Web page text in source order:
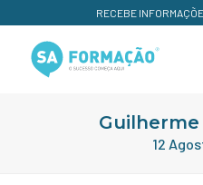
RECEBE
12